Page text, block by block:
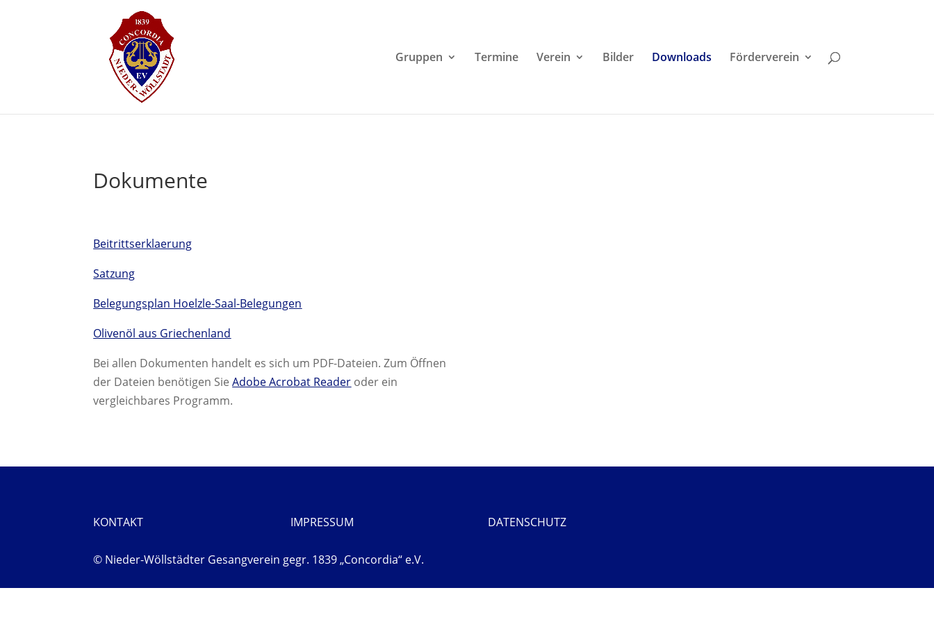
Gruppen Termine Verein Bilder Downloads Förderverein
Dokumente
Beitrittserklaerung
Satzung
Belegungsplan Hoelzle-Saal-Belegungen
Olivenöl aus Griechenland
Bei allen Dokumenten handelt es sich um PDF-Dateien. Zum Öffnen
der Dateien benötigen SieAdobe Acrobat Reader oder ein
vergleichbares Programm.
KONTAKT IMPRESSUM DATENSCHUTZ
© Nieder-Wöllstädter Gesangverein gegr. 1839 „Concordia“ e.V.